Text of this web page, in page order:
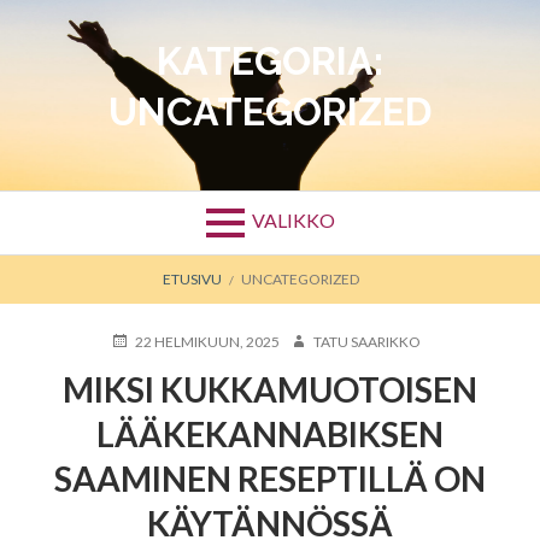
sisältöön
KATEGORIA:
UNCATEGORIZED
VALIKKO
MURUPOLKU
ETUSIVU UNCATEGORIZED
JULKAISTU
22 HELMIKUUN, 2025 KIRJOITTAJA
TATU SAARIKKO
MIKSI KUKKAMUOTOISEN
LÄÄKEKANNABIKSEN
SAAMINEN RESEPTILLÄ ON
KÄYTÄNNÖSSÄ